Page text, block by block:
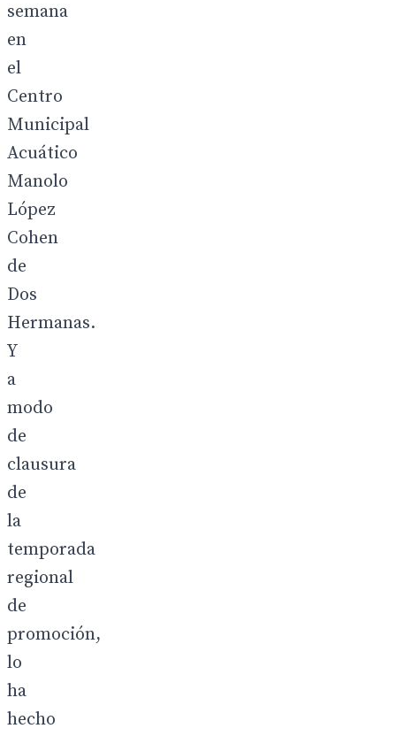
semana
en
el
Centro
Municipal
Acuático
Manolo
López
Cohen
de
Dos
Hermanas.
Y
a
modo
de
clausura
de
la
temporada
regional
de
promoción,
lo
ha
hecho